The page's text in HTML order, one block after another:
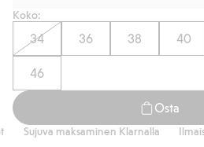
Koko:
34 36 38 40
46
Osta
Sujuva maksaminen Klarnalla